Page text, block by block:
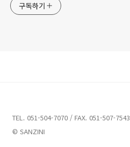
구독하기
TEL. 051-504-7070 / FAX. 051-507-7543
© SANZINI